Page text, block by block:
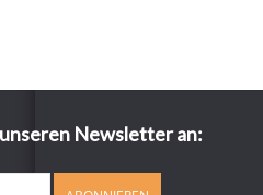
Newsletter an: